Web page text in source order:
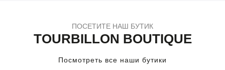
ПОСЕТИТЕ НАШ БУТИК
TOURBILLON BOUTIQUE
Посмотреть все наши бутики